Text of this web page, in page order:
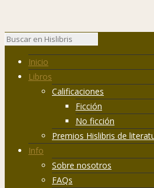
Inicio
Libros
Calificaciones
Ficción
No ficción
Premios Hislibris de
Info
Sobre nosotros
FAQs